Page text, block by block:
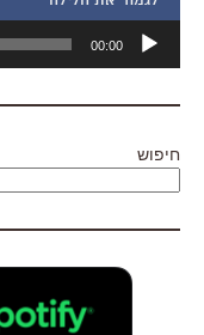
אודיו
00:00
חיפוש